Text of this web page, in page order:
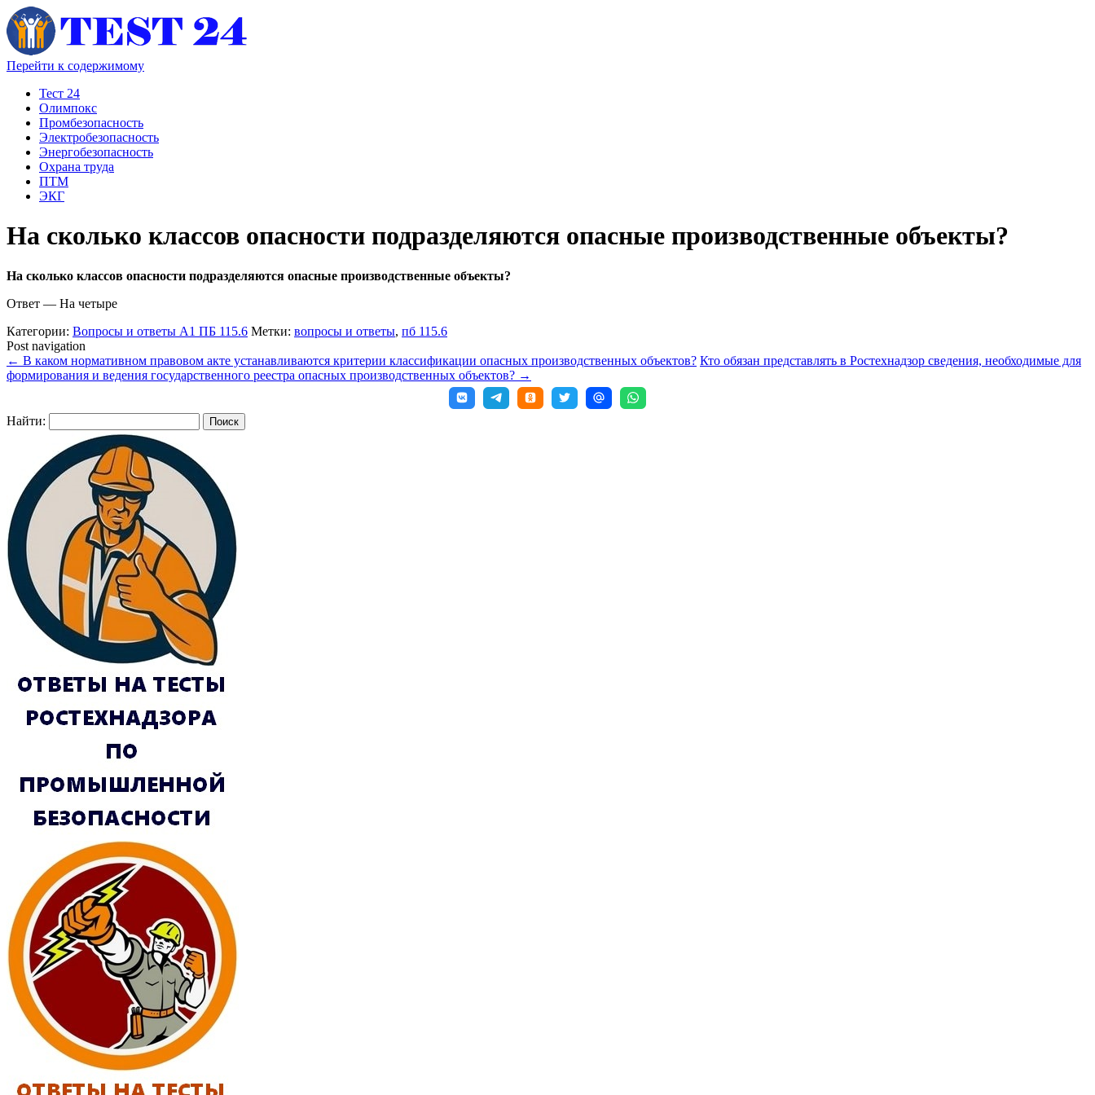
Перейти к содержимому
Тест 24
Олимпокс
Промбезопасность
Электробезопасность
Энергобезопасность
Охрана труда
ПТМ
ЭКГ
На сколько классов опасности подразделяются опасные производственные объекты?
На сколько классов опасности подразделяются опасные производственные объекты?
Ответ — На четыре
Категории: Вопросы и ответы А1 ПБ 115.6 Метки: вопросы и ответы, пб 115.6
Post navigation
← В каком нормативном правовом акте устанавливаются критерии классификации опасных производственных объектов? Кто обязан представлять в Ростехнадзор сведения, необходимые для
формирования и ведения государственного реестра опасных производственных объектов? →
Найти: